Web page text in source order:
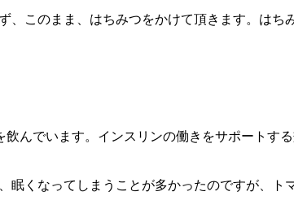
このまま、はちみつをかけて頂きます。はち
んでいます。インスリンの働きをサポートす
くなってしまうことが多かったのですが、ト